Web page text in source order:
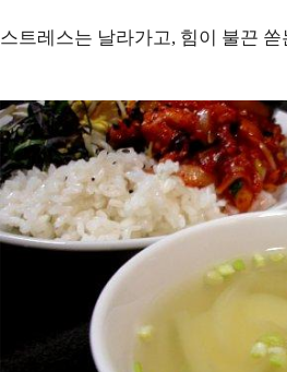
스트레스는 날라가고, 힘이 불끈